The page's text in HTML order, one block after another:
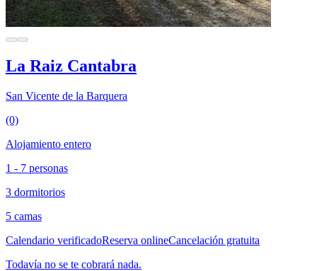
La Raiz Cantabra
San Vicente de la Barquera
(0)
Alojamiento entero
1 - 7 personas
3 dormitorios
5 camas
Calendario verificadoReserva onlineCancelación gratuita
Todavía no se te cobrará nada.